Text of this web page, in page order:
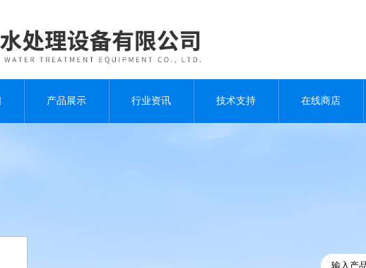
产品展示 行业资讯 技术支持 在线商店